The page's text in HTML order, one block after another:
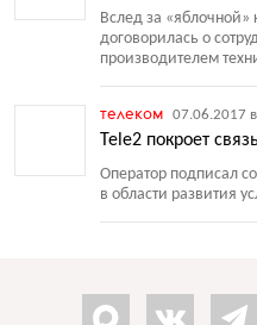
Вслед за
договорилась о
производителем
телеком 07.06.2017
Tele2 покроет
Оператор подписал
в области развития